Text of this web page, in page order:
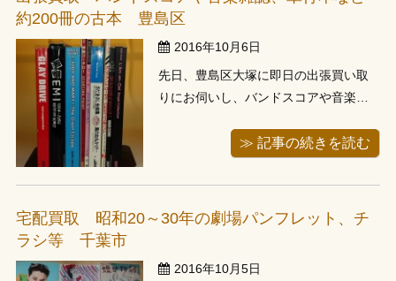
ました。 古本買取担当の私の生まれも
宮...
約200冊の古本 豊島区
2016年10月6日
先日、豊島区大塚に即日の出張買い取
りにお伺いし、バンドスコアや音楽雑
午前中にお電話頂き、当日のご予約は
したため、これから伺いますというこ
とで即日にてお伺いしました。 車で30
分程度で到着、パーキングに車を停め
≫ 記事の続きを読む
宅配買取 昭和20～30年の劇場パンフレット、チ
ラシ等 千葉市
2016年10月5日